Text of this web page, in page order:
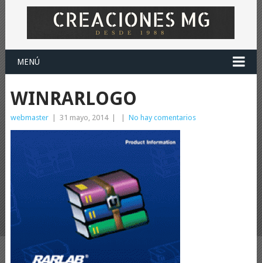
MENÚ
WINRARLOGO
webmaster 31 mayo, 2014 No hay comentarios